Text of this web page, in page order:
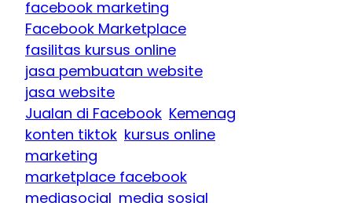
facebook marketing
Facebook Marketplace
fasilitas kursus online
jasa pembuatan website
jasa website
Jualan di Facebook Kemenag
konten tiktok kursus online
marketing
marketplace facebook
mediasocial media sosial